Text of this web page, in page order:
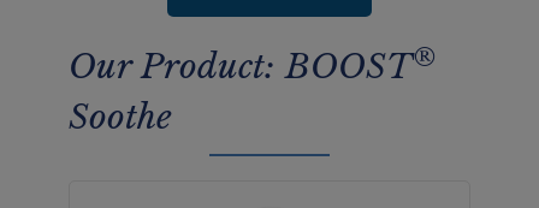
Our Product: BOOST®
Soothe